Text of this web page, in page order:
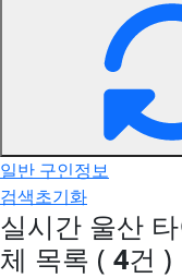
일반 구인정보
검색초기화
실시간 울산
체 목록 ( 4건 )